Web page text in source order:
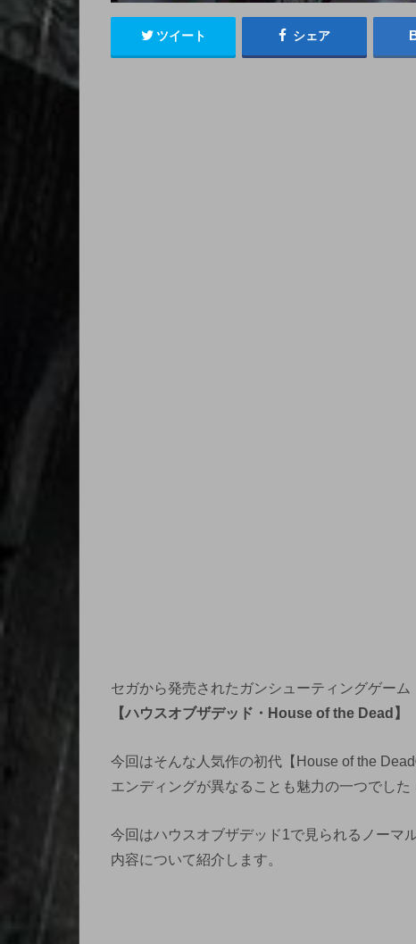
ツイート シェア
セガから発売されたガンシューティングゲーム
【ハウスオブザデッド・House of the Dead】
今回はそんな人気作の初代【House of the
エンディングが異なることも魅力の一つでした
今回はハウスオブザデッド1で見られるノーマ
内容について紹介します。